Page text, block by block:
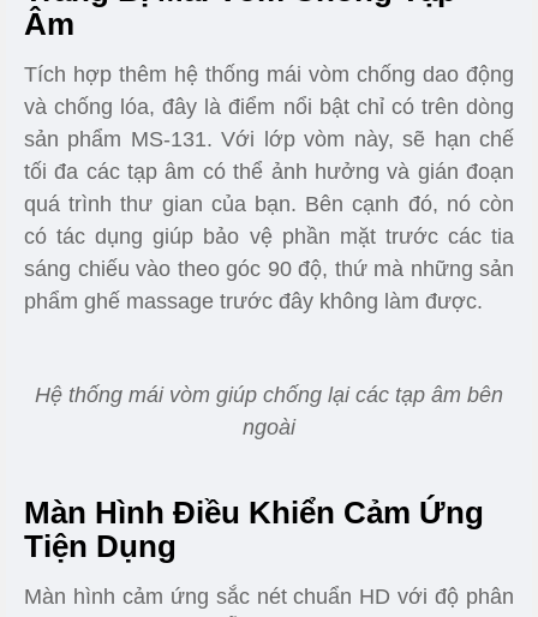
Âm
Tích hợp thêm hệ thống mái vòm chống dao động
và chống lóa, đây là điểm nổi bật chỉ có trên dòng
sản phẩm MS-131. Với lớp vòm này, sẽ hạn chế
tối đa các tạp âm có thể ảnh hưởng và gián đoạn
quá trình thư gian của bạn. Bên cạnh đó, nó còn
có tác dụng giúp bảo vệ phần mặt trước các tia
sáng chiếu vào theo góc 90 độ, thứ mà những sản
phẩm ghế massage trước đây không làm được.
Hệ thống mái vòm giúp chống lại các tạp âm bên
ngoài
Màn Hình Điều Khiển Cảm Ứng
Tiện Dụng
Màn hình cảm ứng sắc nét chuẩn HD với độ phân